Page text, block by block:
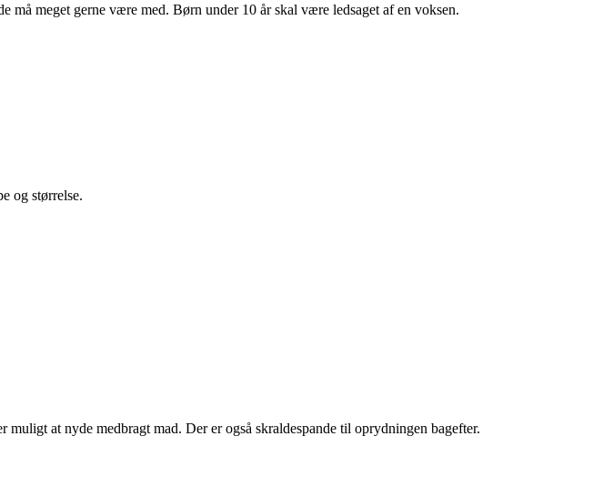
meget gerne være med. Børn under 10 år skal være ledsaget af en voksen.
og størrelse.
at nyde medbragt mad. Der er også skraldespande til oprydningen bagefter.